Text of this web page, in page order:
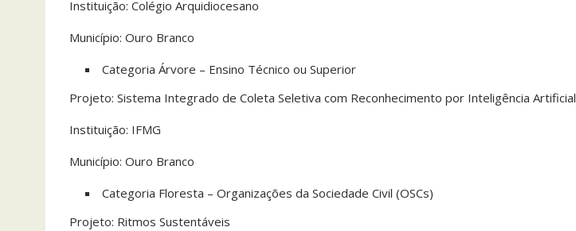
Instituição: Colégio Arquidiocesano
Município: Ouro Branco
Categoria Árvore – Ensino Técnico ou Superior
Projeto: Sistema Integrado de Coleta Seletiva com Reconhecimento por Inteligência Artificial
Instituição: IFMG
Município: Ouro Branco
Categoria Floresta – Organizações da Sociedade Civil (OSCs)
Projeto: Ritmos Sustentáveis